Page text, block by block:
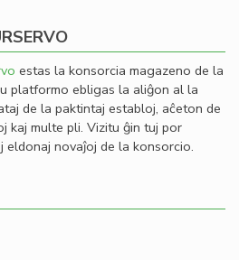
estas la konsorcia magazeno de la
platformo ebligas la aliĝon al la
de la paktintaj establoj, aĉeton de
kaj multe pli. Vizitu ĝin tuj por
eldonaj novaĵoj de la konsorcio.